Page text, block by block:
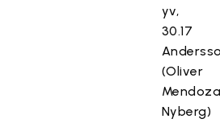
yv,
30.17
(Oliver
Mendoza
Nyberg)